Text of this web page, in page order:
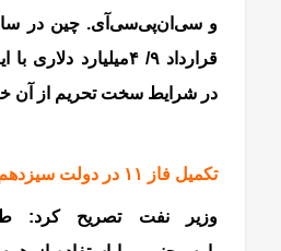
قرارداد ۹/ ۴‌میلیارد
در شرایط سخت تحریم‌‌‌‌‌‌ از آن
تکمیل فاز ۱۱ در دولت سیزدهم